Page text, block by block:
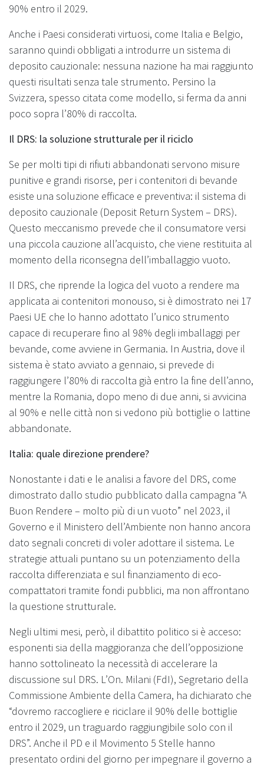
90% entro il 2029.
Anche i Paesi considerati virtuosi, come Italia e Belgio,
saranno quindi obbligati a introdurre un sistema di
deposito cauzionale: nessuna nazione ha mai raggiunto
questi risultati senza tale strumento. Persino la
Svizzera, spesso citata come modello, si ferma da anni
poco sopra l’80% di raccolta.
Il DRS: la soluzione strutturale per il riciclo
Se per molti tipi di rifiuti abbandonati servono misure
punitive e grandi risorse, per i contenitori di bevande
esiste una soluzione efficace e preventiva: il sistema di
deposito cauzionale (Deposit Return System – DRS).
Questo meccanismo prevede che il consumatore versi
una piccola cauzione all’acquisto, che viene restituita al
momento della riconsegna dell’imballaggio vuoto.
Il DRS, che riprende la logica del vuoto a rendere ma
applicata ai contenitori monouso, si è dimostrato nei 17
Paesi UE che lo hanno adottato l’unico strumento
capace di recuperare fino al 98% degli imballaggi per
bevande, come avviene in Germania. In Austria, dove il
sistema è stato avviato a gennaio, si prevede di
raggiungere l’80% di raccolta già entro la fine dell’anno,
mentre la Romania, dopo meno di due anni, si avvicina
al 90% e nelle città non si vedono più bottiglie o lattine
abbandonate.
Italia: quale direzione prendere?
Nonostante i dati e le analisi a favore del DRS, come
dimostrato dallo studio pubblicato dalla campagna “A
Buon Rendere – molto più di un vuoto” nel 2023, il
Governo e il Ministero dell’Ambiente non hanno ancora
dato segnali concreti di voler adottare il sistema. Le
strategie attuali puntano su un potenziamento della
raccolta differenziata e sul finanziamento di eco-
compattatori tramite fondi pubblici, ma non affrontano
la questione strutturale.
Negli ultimi mesi, però, il dibattito politico si è acceso:
esponenti sia della maggioranza che dell’opposizione
hanno sottolineato la necessità di accelerare la
discussione sul DRS. L’On. Milani (FdI), Segretario della
Commissione Ambiente della Camera, ha dichiarato che
“dovremo raccogliere e riciclare il 90% delle bottiglie
entro il 2029, un traguardo raggiungibile solo con il
DRS”. Anche il PD e il Movimento 5 Stelle hanno
presentato ordini del giorno per impegnare il governo a